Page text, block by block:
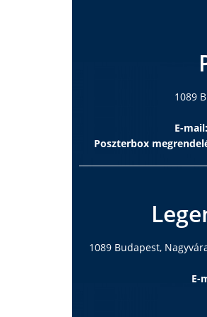
1089
E-mail:
Poszterbox
1089 Budapest,
E-